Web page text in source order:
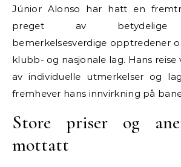
Júnior Alonso har hatt en
preget av betydelige
bemerkelsesverdige opptredener
klubb- og nasjonale lag. Hans reise
av individuelle utmerkelser og
fremhever hans innvirkning på
Store priser og
mottatt